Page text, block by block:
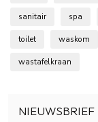
sanitair spa
toilet waskom
wastafelkraan
NIEUWSBRIEF